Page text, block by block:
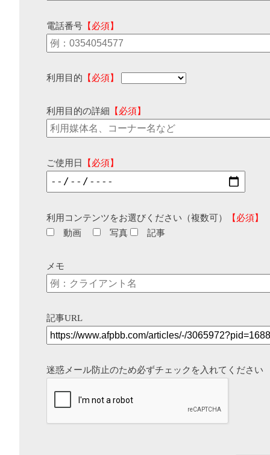
電話番号 【必須】
利用目的 【必須】
利用目的の詳細 【必須】
ご使用日 【必須】
利用コンテンツをお選びください（複数可）
【必須】
動画
写真 記事
メモ
記事URL
迷惑メール防止のため必ずチェックを入れてください